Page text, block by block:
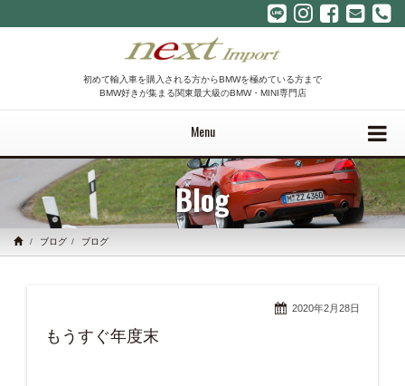
初めて輸入車を購入される方からBMWを極めている方まで
BMW好きが集まる関東最大級のBMW・MINI専門店
Menu
Blog
ブログ ブログ
2020年2月28日
もうすぐ年度末